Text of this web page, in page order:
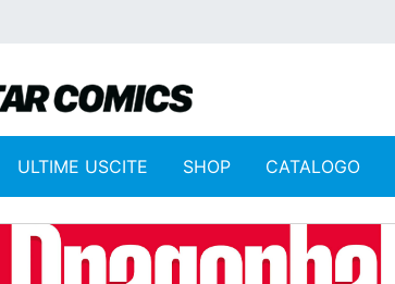
ULTIME USCITE SHOP CATALOGO